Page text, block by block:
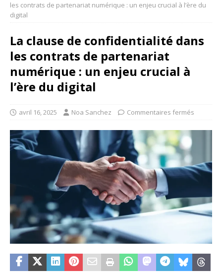
les contrats de partenariat numérique : un enjeu crucial à l’ère du
digital
La clause de confidentialité dans
les contrats de partenariat
numérique : un enjeu crucial à
l’ère du digital
avril 16, 2025 Noa Sanchez Commentaires fermés